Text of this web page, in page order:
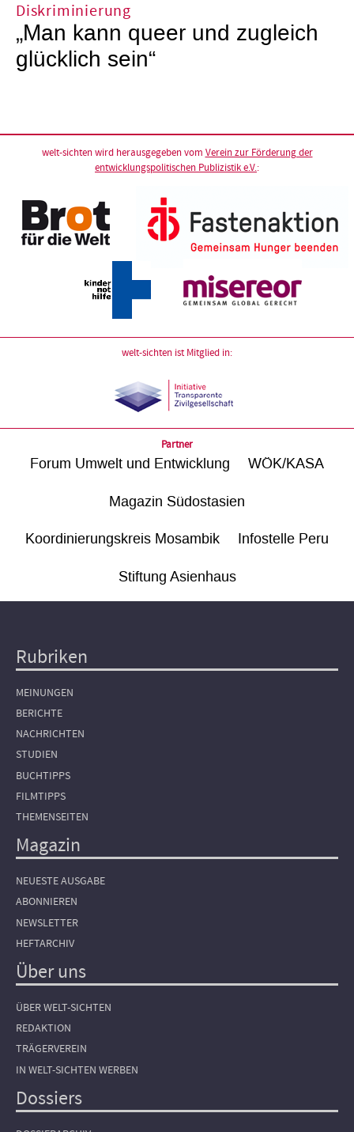
Diskriminierung
„Man kann queer und zugleich
glücklich sein“
welt-sichten wird herausgegeben vom Verein zur Förderung der
entwicklungspolitischen Publizistik e.V.:
welt-sichten ist Mitglied in:
Partner
Forum Umwelt und Entwicklung WÖK/KASA
Magazin Südostasien
Koordinierungskreis Mosambik Infostelle Peru
Stiftung Asienhaus
Hauptnavigation
Rubriken
MEINUNGEN
BERICHTE
NACHRICHTEN
STUDIEN
BUCHTIPPS
FILMTIPPS
THEMENSEITEN
Magazin
NEUESTE AUSGABE
ABONNIEREN
NEWSLETTER
HEFTARCHIV
Über uns
ÜBER WELT-SICHTEN
REDAKTION
TRÄGERVEREIN
IN WELT-SICHTEN WERBEN
Dossiers